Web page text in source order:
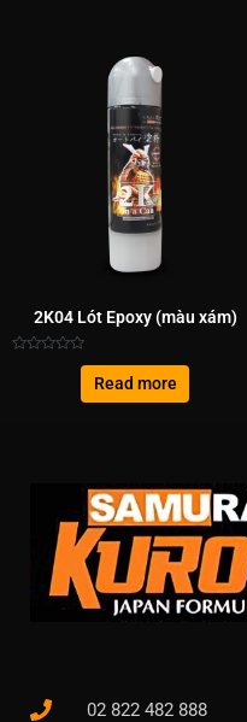
2K04 Lót Epoxy (màu xám)
Read more
02 822 482 888